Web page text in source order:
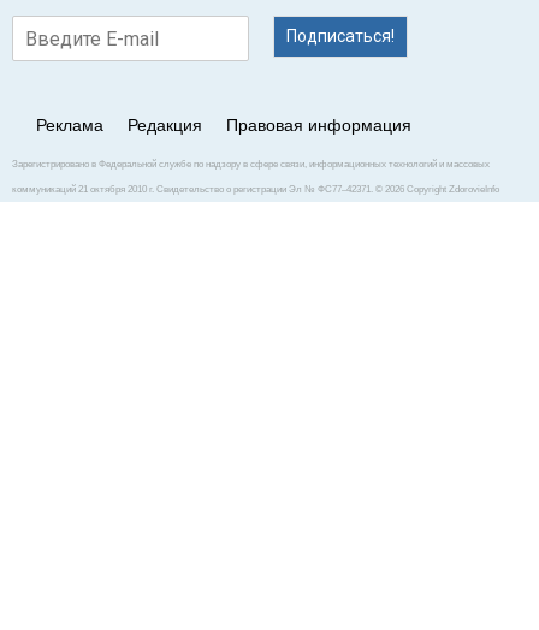
Подписаться!
Реклама Редакция Правовая информация
Зарегистрировано в Федеральной службе по надзору в сфере связи, информационных технологий и массовых
коммуникаций 21 октября 2010 г. Свидетельство о регистрации Эл № ФС77–42371. © 2026 Copyright ZdorovieInfo